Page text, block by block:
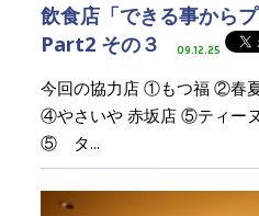
飲食店「できる事から
Part2 その３
09.12.25
今回の協力店 ①もつ福 ②春
④やさいや 赤坂店 ⑤ティー
⑤ タ...